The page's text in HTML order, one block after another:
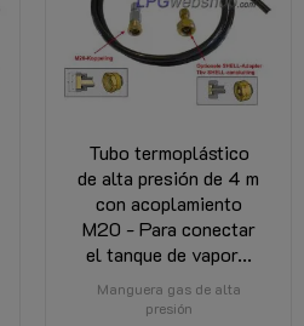
Tubo termoplástico
de alta presión de 4 m
con acoplamiento
M20 - Para conectar
el tanque de vapor...
Manguera gas de alta
presión